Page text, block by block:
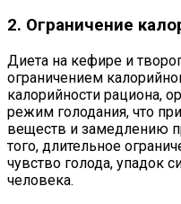
2. Ограничение
Диета на кефире и
ограничением
калорийности рациона,
режим голодания, что
веществ и замедлению
того, длительное
чувство голода, упадок
человека.